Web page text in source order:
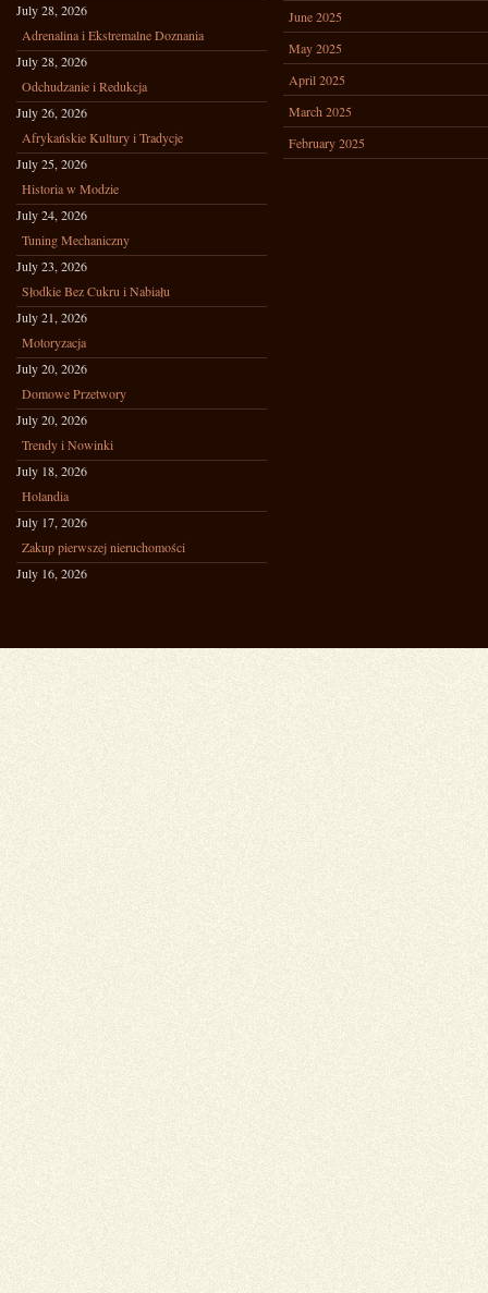
July 28, 2026
Adrenalina i Ekstremalne Doznania
July 28, 2026
Odchudzanie i Redukcja
July 26, 2026
Afrykańskie Kultury i Tradycje
July 25, 2026
Historia w Modzie
July 24, 2026
Tuning Mechaniczny
July 23, 2026
Słodkie Bez Cukru i Nabiału
July 21, 2026
Motoryzacja
July 20, 2026
Domowe Przetwory
July 20, 2026
Trendy i Nowinki
July 18, 2026
Holandia
July 17, 2026
Zakup pierwszej nieruchomości
July 16, 2026
June 2025
May 2025
April 2025
March 2025
February 2025